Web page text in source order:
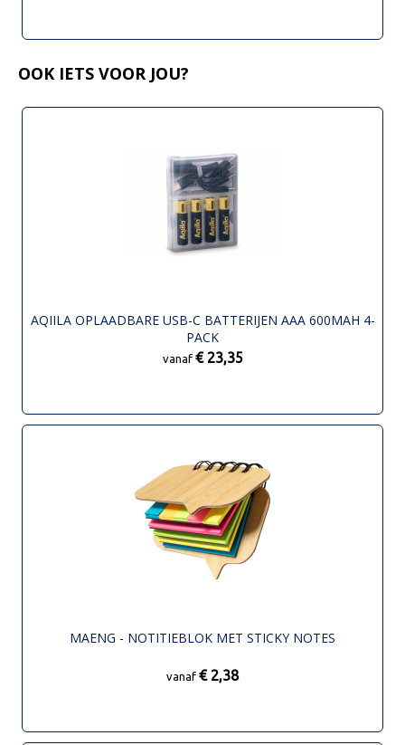
OOK IETS VOOR JOU?
AQIILA OPLAADBARE USB-C BATTERIJEN AAA 600MAH 4-
PACK
vanaf € 23,35
MAENG - NOTITIEBLOK MET STICKY NOTES
vanaf € 2,38